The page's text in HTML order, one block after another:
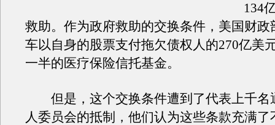
134
救助。作为政府救助的交换条件，美国财政
车以自身的股票支付拖欠债权人的270亿美
一半的医疗保险信托基金。
但是，这个交换条件遭到了代表上千名
人委员会的抵制，他们认为这些条款充满了